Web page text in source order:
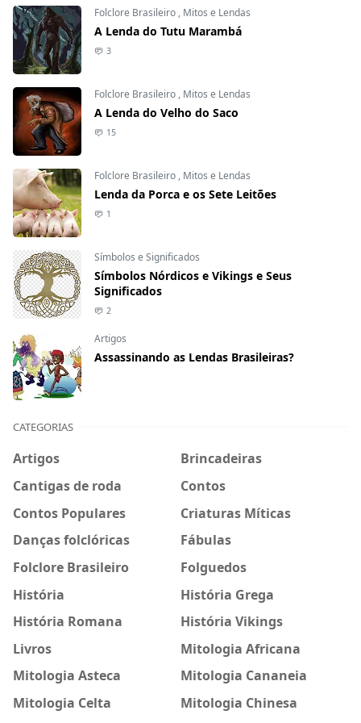
Folclore Brasileiro, Mitos e Lendas
A Lenda do Tutu Marambá
3
Folclore Brasileiro, Mitos e Lendas
A Lenda do Velho do Saco
15
Folclore Brasileiro, Mitos e Lendas
Lenda da Porca e os Sete Leitões
1
Símbolos e Significados
Símbolos Nórdicos e Vikings e Seus
Significados
2
Artigos
Assassinando as Lendas Brasileiras?
CATEGORIAS
Artigos
Brincadeiras
Cantigas de roda
Contos
Contos Populares
Criaturas Míticas
Danças folclóricas
Fábulas
Folclore Brasileiro
Folguedos
História
História Grega
História Romana
História Vikings
Livros
Mitologia Africana
Mitologia Asteca
Mitologia Cananeia
Mitologia Celta
Mitologia Chinesa